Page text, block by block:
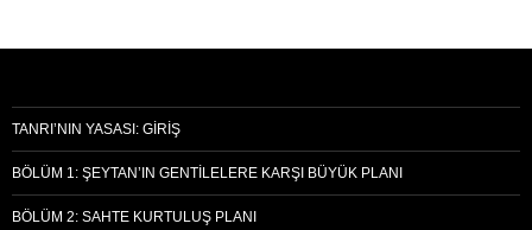
TANRI’NIN YASASI: GIRIŞ
BÖLÜM 1: ŞEYTAN’IN GENTILELERE KARŞI BÜYÜK PLANI
BÖLÜM 2: SAHTE KURTULUŞ PLANI